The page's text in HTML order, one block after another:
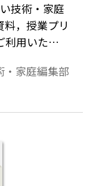
技術・家庭
料，授業プリ
利用いただ
。家庭編集部